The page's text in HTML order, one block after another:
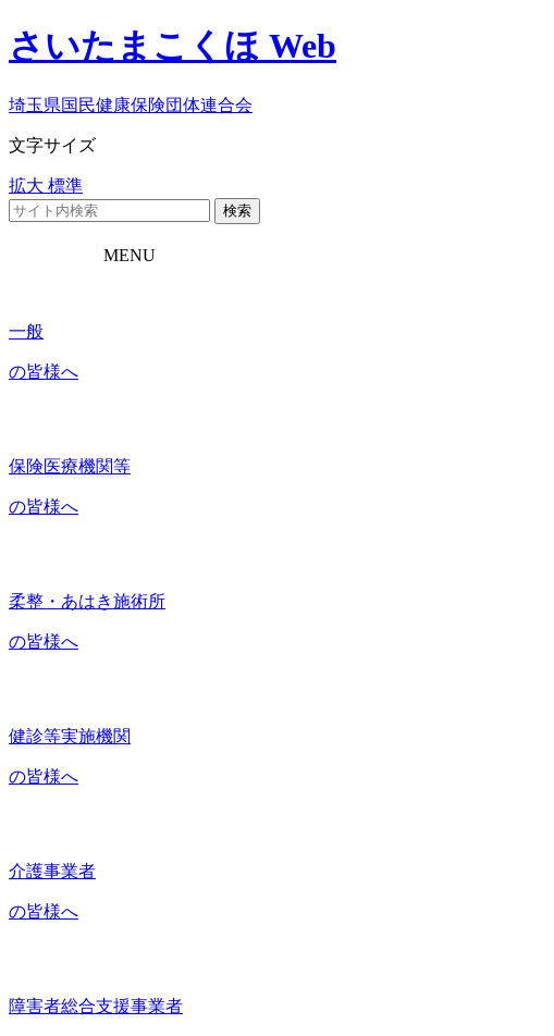
さいたまこくほ Web
埼玉県国民健康保険団体連合会
文字サイズ
拡大 標準
検索
MENU
一般
の皆様へ
保険医療機関等
の皆様へ
柔整・あはき施術所
の皆様へ
健診等実施機関
の皆様へ
介護事業者
の皆様へ
障害者総合支援事業者